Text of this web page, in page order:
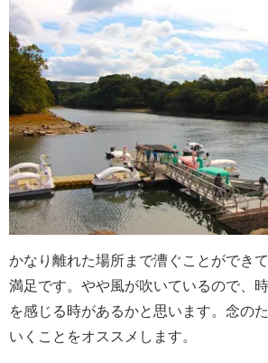
かなり離れた場所まで漕ぐことができ
満足です。やや風が吹いているので、
を感じる時があるかと思います。念の
いくことをオススメします。